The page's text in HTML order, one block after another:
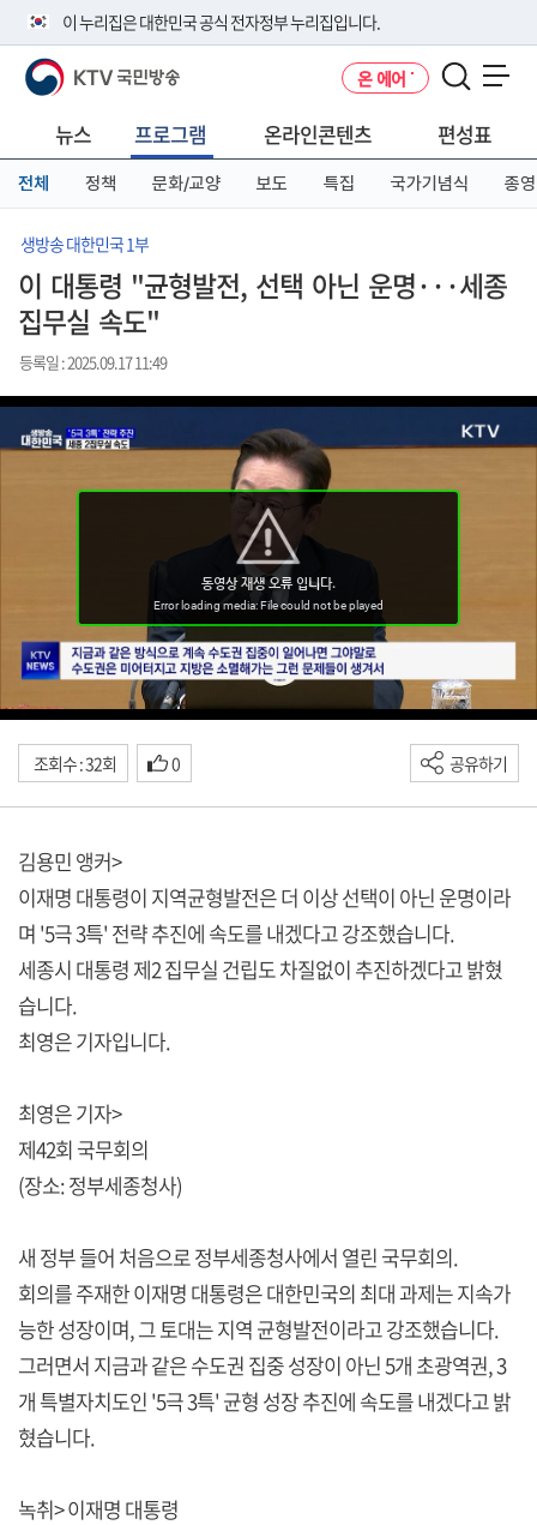
이 누리집은 대한민국 공식 전자정부 누리집입니다.
공식 누리집 주소 확인하기
니다.
이밖에 or.kr 또는 .kr등 다른 도메인 주소를 사용하고 있다면 아래 URL에
서 도메인 주소를 확인해 보세요
KTV 국민방송 온 에어
뉴스 프로그램 온라인콘텐츠 편성표
전체 정책 문화/교양 보도 특집 국가기념식 종영
생방송 대한민국 1부
이 대통령 "균형발전, 선택 아닌 운명···세종
집무실 속도"
등록일 : 2025.09.17 11:49
조회수 : 32회 0 공유하기
김용민 앵커>
이재명 대통령이 지역균형발전은 더 이상 선택이 아닌 운명이라
며 '5극 3특' 전략 추진에 속도를 내겠다고 강조했습니다.
세종시 대통령 제2 집무실 건립도 차질없이 추진하겠다고 밝혔
습니다.
최영은 기자입니다.
최영은 기자>
제42회 국무회의
(장소: 정부세종청사)
새 정부 들어 처음으로 정부세종청사에서 열린 국무회의.
회의를 주재한 이재명 대통령은 대한민국의 최대 과제는 지속가
능한 성장이며, 그 토대는 지역 균형발전이라고 강조했습니다.
그러면서 지금과 같은 수도권 집중 성장이 아닌 5개 초광역권, 3
개 특별자치도인 '5극 3특' 균형 성장 추진에 속도를 내겠다고 밝
혔습니다.
녹취> 이재명 대통령